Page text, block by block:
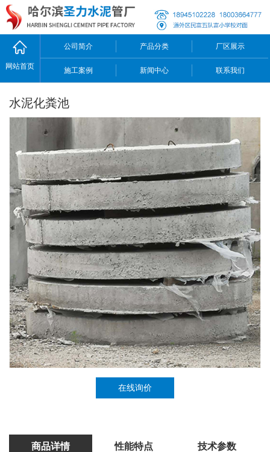
网站首页
公司简介 产品分类 厂区展示
施工案例 新闻中心 联系我们
水泥化粪池
在线询价
商品详情 性能特点 技术参数